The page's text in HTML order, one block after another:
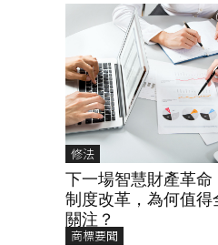
修法
下一場智慧財產革命
制度改革，為何值得
關注？
商標要聞